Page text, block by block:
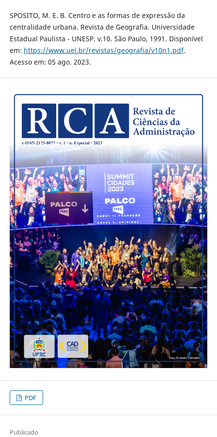
SPOSITO, M. E. B. Centro e as formas de expressão da
centralidade urbana. Revista de Geografia. Universidade
Estadual Paulista - UNESP. v.10. São Paulo, 1991. Disponível
em: https://www.uel.br/revistas/geografia/v10n1.pdf.
Acesso em: 05 ago. 2023.
PDF
Publicado